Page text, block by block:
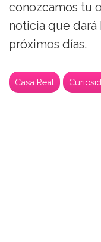
conozcamos tu
noticia que dará
próximos días.
Casa Real